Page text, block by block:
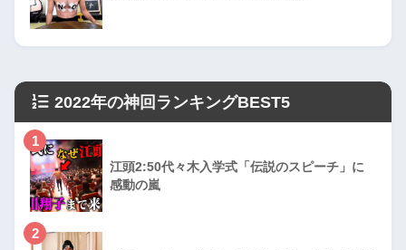
2022年の神回ランキングBEST5
1
江頭2:50代々木入学式「伝説のスピーチ」に
感動の嵐
2